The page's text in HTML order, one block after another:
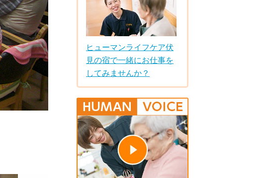
ヒューマンライフケア伏
見の宿で一緒にお仕事を
してみませんか？